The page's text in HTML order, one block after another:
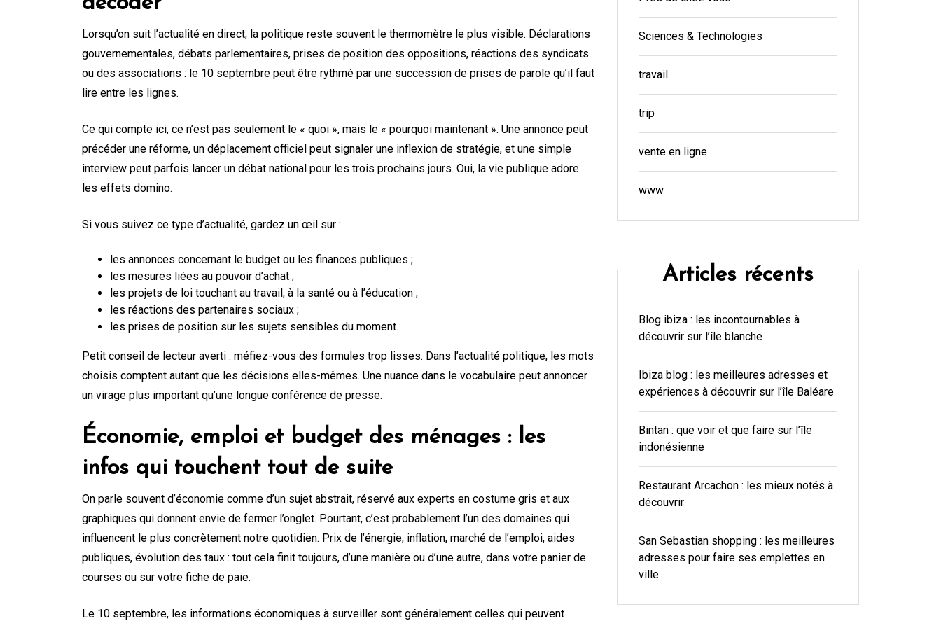
Lorsqu’on suit l’actualité en direct, la politique reste souvent le thermomètre le plus visible. Déclarations
gouvernementales, débats parlementaires, prises de position des oppositions, réactions des syndicats
ou des associations : le 10 septembre peut être rythmé par une succession de prises de parole qu’il faut
lire entre les lignes.
Ce qui compte ici, ce n’est pas seulement le « quoi », mais le « pourquoi maintenant ». Une annonce peut
précéder une réforme, un déplacement officiel peut signaler une inflexion de stratégie, et une simple
interview peut parfois lancer un débat national pour les trois prochains jours. Oui, la vie publique adore
les effets domino.
Si vous suivez ce type d’actualité, gardez un œil sur :
les annonces concernant le budget ou les finances publiques ;
les mesures liées au pouvoir d’achat ;
les projets de loi touchant au travail, à la santé ou à l’éducation ;
les réactions des partenaires sociaux ;
les prises de position sur les sujets sensibles du moment.
Petit conseil de lecteur averti : méfiez-vous des formules trop lisses. Dans l’actualité politique, les mots
choisis comptent autant que les décisions elles-mêmes. Une nuance dans le vocabulaire peut annoncer
un virage plus important qu’une longue conférence de presse.
Économie, emploi et budget des ménages : les
infos qui touchent tout de suite
On parle souvent d’économie comme d’un sujet abstrait, réservé aux experts en costume gris et aux
graphiques qui donnent envie de fermer l’onglet. Pourtant, c’est probablement l’un des domaines qui
influencent le plus concrètement notre quotidien. Prix de l’énergie, inflation, marché de l’emploi, aides
publiques, évolution des taux : tout cela finit toujours, d’une manière ou d’une autre, dans votre panier de
courses ou sur votre fiche de paie.
Le 10 septembre, les informations économiques à surveiller sont généralement celles qui peuvent
Sciences & Technologies
travail
trip
vente en ligne
www
Articles récents
Blog ibiza : les incontournables à
découvrir sur l’île blanche
Ibiza blog : les meilleures adresses et
expériences à découvrir sur l’île Baléare
Bintan : que voir et que faire sur l’île
indonésienne
Restaurant Arcachon : les mieux notés à
découvrir
San Sebastian shopping : les meilleures
adresses pour faire ses emplettes en
ville